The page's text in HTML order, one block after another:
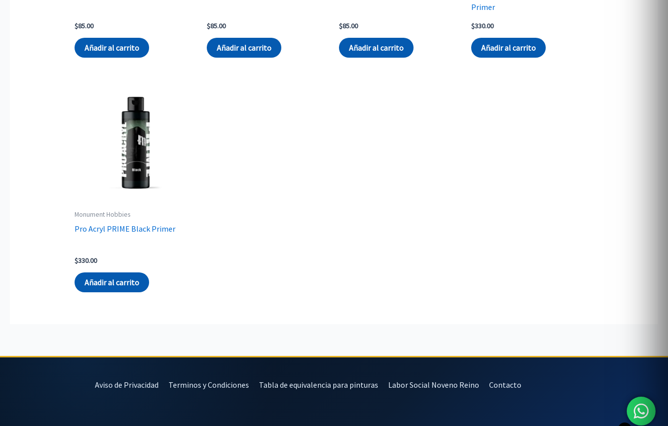
$85.00
Añadir al carrito
$85.00
Añadir al carrito
$85.00
Añadir al carrito
Primer
$330.00
Añadir al carrito
Monument Hobbies
Pro Acryl PRIME Black Primer
$330.00
Añadir al carrito
Aviso de Privacidad Terminos y Condiciones Tabla de equivalencia para pinturas Labor Social Noveno Reino Contacto